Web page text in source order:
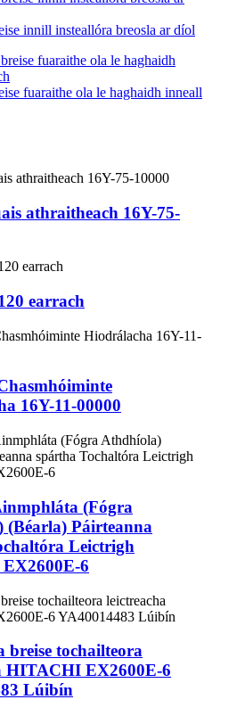
innill insteallóra breosla ar díol
fuaraithe ola le haghaidh inneall
athraitheach 16Y-75-
earrach
16Y-11-00000
(Fógra
(Béarla) Páirteanna
Leictrigh
6
breise tochailteora
HITACHI EX2600E-6
Lúibín